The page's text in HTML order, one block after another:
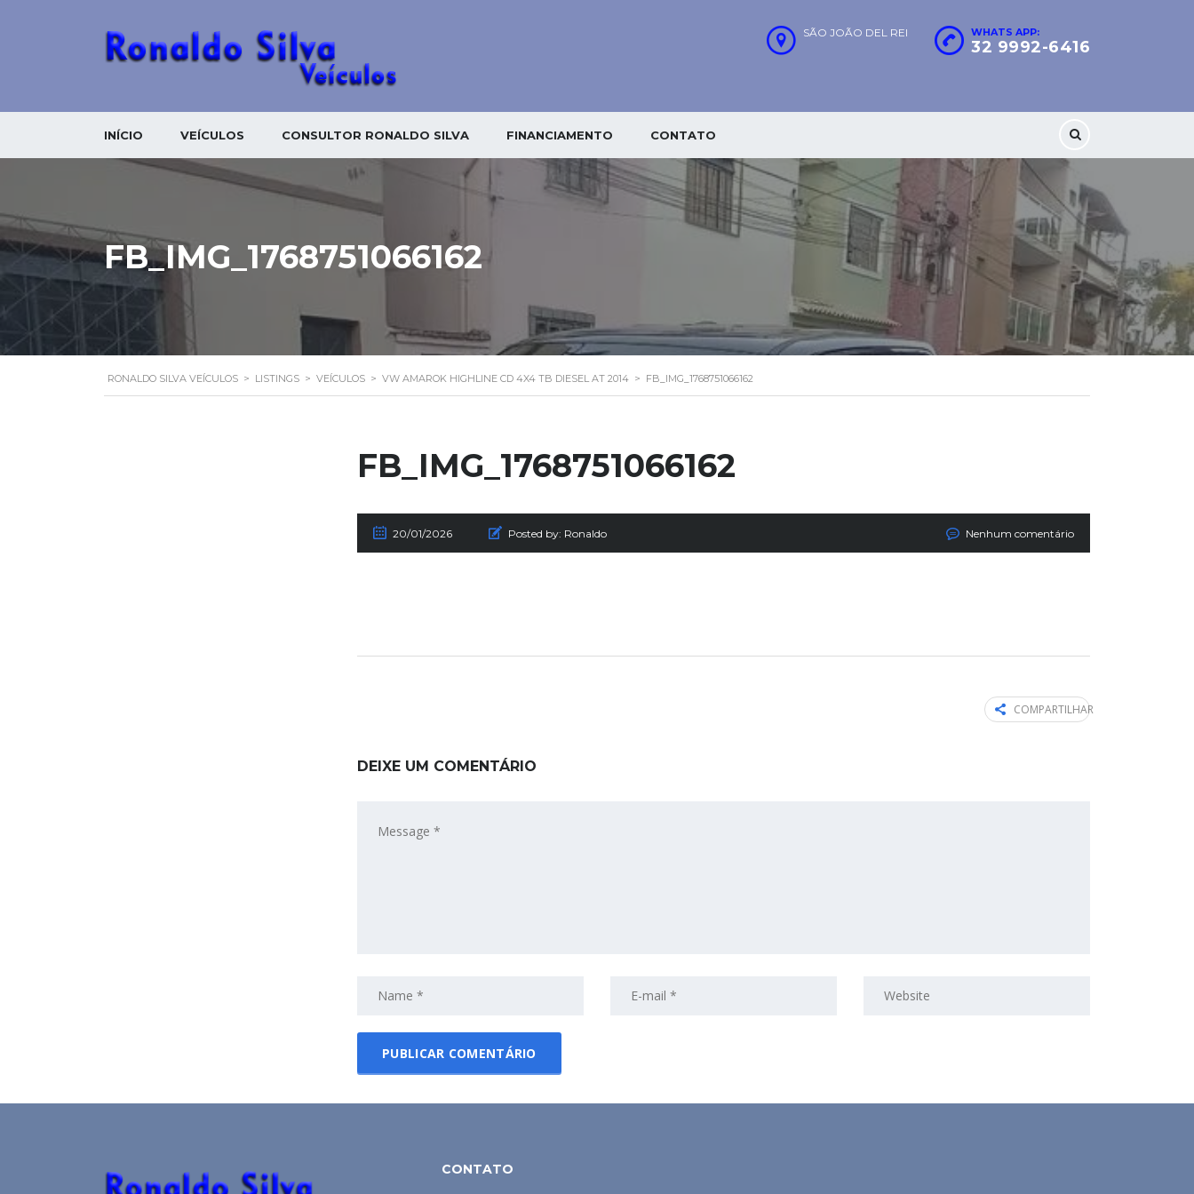
WHATS APP:
32 9992-6416
SÃO JOÃO DEL REI
INÍCIO VEÍCULOS CONSULTOR RONALDO SILVA FINANCIAMENTO CONTATO
FB_IMG_1768751066162
RONALDO SILVA VEÍCULOS > LISTINGS > VEÍCULOS > VW AMAROK HIGHLINE CD 4X4 TB DIESEL AT 2014 > FB_IMG_1768751066162
FB_IMG_1768751066162
20/01/2026 Posted by: Ronaldo Nenhum comentário
COMPARTILHAR
DEIXE UM COMENTÁRIO
CONTATO